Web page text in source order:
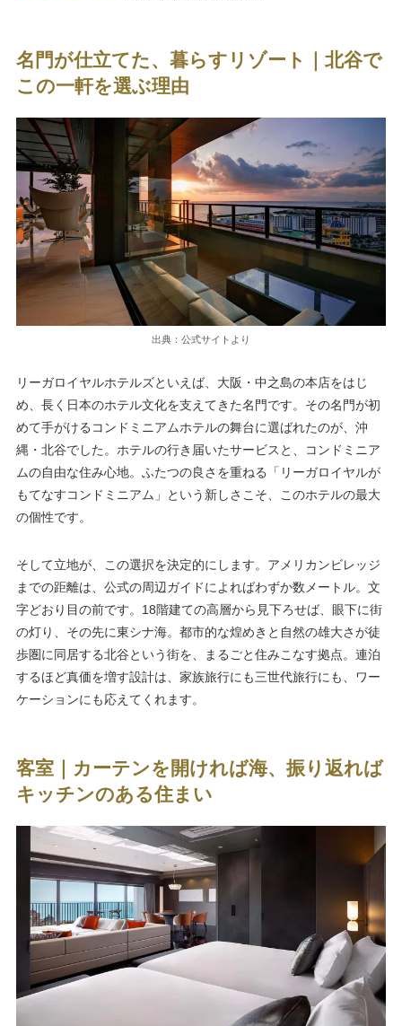
名門が仕立てた、暮らすリゾート｜北谷で
この一軒を選ぶ理由
出典：公式サイトより
リーガロイヤルホテルズといえば、大阪・中之島の本店をはじ
め、長く日本のホテル文化を支えてきた名門です。その名門が初
めて手がけるコンドミニアムホテルの舞台に選ばれたのが、沖
縄・北谷でした。ホテルの行き届いたサービスと、コンドミニア
ムの自由な住み心地。ふたつの良さを重ねる「リーガロイヤルが
もてなすコンドミニアム」という新しさこそ、このホテルの最大
の個性です。
そして立地が、この選択を決定的にします。アメリカンビレッジ
までの距離は、公式の周辺ガイドによればわずか数メートル。文
字どおり目の前です。18階建ての高層から見下ろせば、眼下に街
の灯り、その先に東シナ海。都市的な煌めきと自然の雄大さが徒
歩圏に同居する北谷という街を、まるごと住みこなす拠点。連泊
するほど真価を増す設計は、家族旅行にも三世代旅行にも、ワー
ケーションにも応えてくれます。
客室｜カーテンを開ければ海、振り返れば
キッチンのある住まい